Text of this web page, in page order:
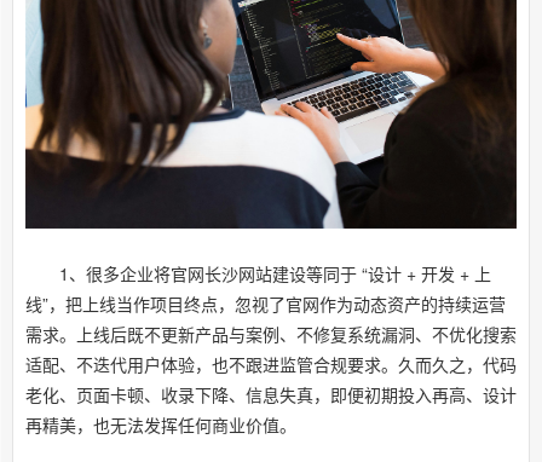
1、很多企业将官网长沙网站建设等同于 “设计 + 开发 + 上
线”，把上线当作项目终点，忽视了官网作为动态资产的持续运营
需求。上线后既不更新产品与案例、不修复系统漏洞、不优化搜索
适配、不迭代用户体验，也不跟进监管合规要求。久而久之，代码
老化、页面卡顿、收录下降、信息失真，即便初期投入再高、设计
再精美，也无法发挥任何商业价值。